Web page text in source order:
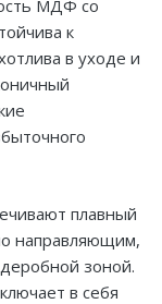
МДФ со
к
в уходе и
плавный
направляющим,
зоной.
в себя